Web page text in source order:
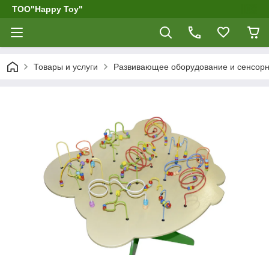
ТОО"Happy Toy"
Товары и услуги Развивающее оборудование и